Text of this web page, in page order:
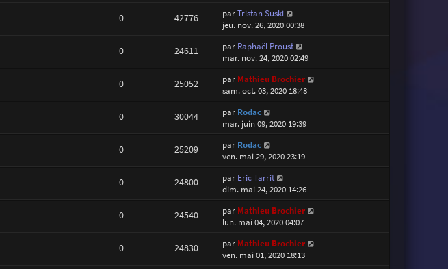
0 42776 parTristan Suski
jeu. nov. 26, 2020 00:38
0 24611 par Raphaël Proust
mar. nov. 24, 2020 02:49
0 25052 par Mathieu Brochier
sam. oct. 03, 2020 18:48
0 30044 par Rodac
mar. juin 09, 2020 19:39
0 25209 par Rodac
ven. mai 29, 2020 23:19
0 24800 par Eric Tarrit
dim. mai 24, 2020 14:26
0 24540 par Mathieu Brochier
lun. mai 04, 2020 04:07
0 24830 par Mathieu Brochier
ven. mai 01, 2020 18:13